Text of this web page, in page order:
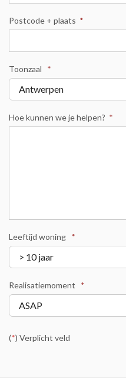
Postcode + plaats *
Toonzaal *
Hoe kunnen we je helpen? *
Leeftijd woning *
Realisatiemoment *
(*) Verplicht veld